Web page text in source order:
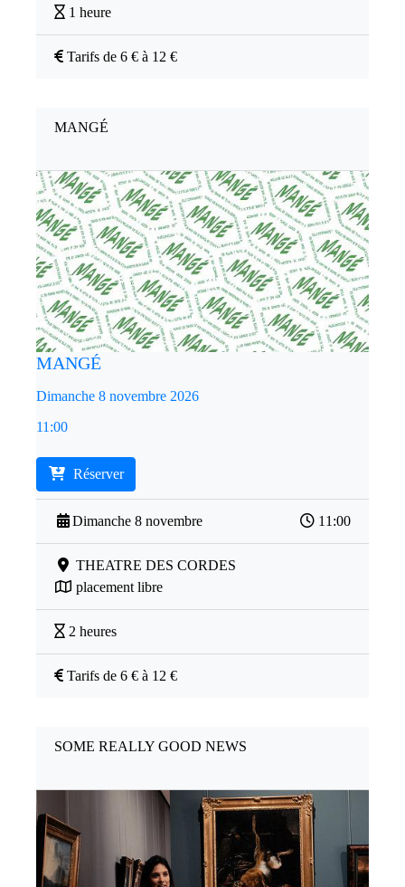
1 heure
Tarifs de 6 € à 12 €
MANGÉ
MANGÉ
Dimanche 8 novembre 2026
11:00
Réserver
Dimanche 8 novembre 11:00
THEATRE DES CORDES
placement libre
2 heures
Tarifs de 6 € à 12 €
SOME REALLY GOOD NEWS